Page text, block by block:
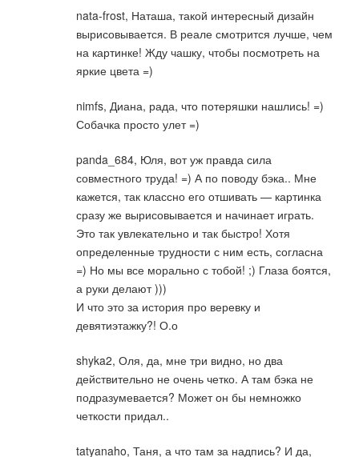
nata-frost, Наташа, такой интересный дизайн
вырисовывается. В реале смотрится лучше, чем
на картинке! Жду чашку, чтобы посмотреть на
яркие цвета =)
nimfs, Диана, рада, что потеряшки нашлись! =)
Собачка просто улет =)
panda_684, Юля, вот уж правда сила
совместного труда! =) А по поводу бэка.. Мне
кажется, так классно его отшивать — картинка
сразу же вырисовывается и начинает играть.
Это так увлекательно и так быстро! Хотя
определенные трудности с ним есть, согласна
=) Но мы все морально с тобой! ;) Глаза боятся,
а руки делают )))
И что это за история про веревку и
девятиэтажку?! О.о
shyka2, Оля, да, мне три видно, но два
действительно не очень четко. А там бэка не
подразумевается? Может он бы немножко
четкости придал..
tatyanaho, Таня, а что там за надпись? И да,